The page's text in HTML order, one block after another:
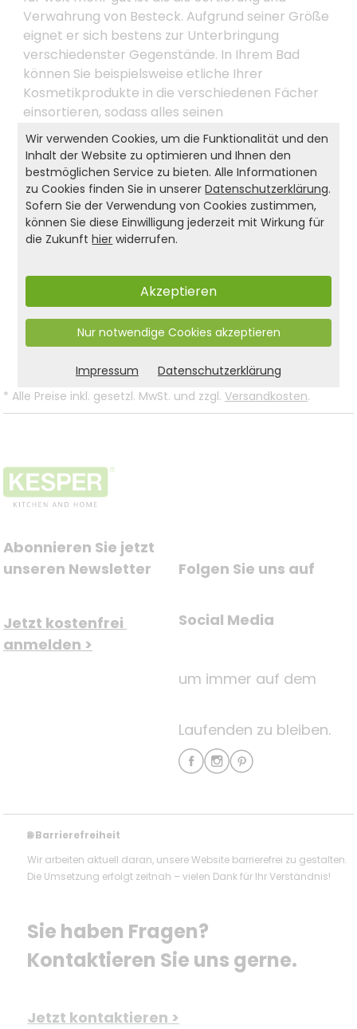
Verwahrung von Besteck. Aufgrund seiner Größe
eignet er sich bestens zur Unterbringung
verschiedenster Gegenstände. In Ihrem Bad
können Sie beispielsweise etliche Ihrer
Kosmetikprodukte in die verschiedenen Fächer
einsortieren, sodass alles seinen
ordnungsgemäßen Platz erhält. Auch kleinere
Werkzeuge, Schrauben, Nägel und Zollstöcke
werden dank dieses praktischen
Ordnungshelfers in Zukunft nicht mehr verlegt.
Lassen Sie Ihrer Kreativität freien Lauf. Machen
Sie den KESPER® Besteckkasten zu IHREM
Besteckkasten!
Produkt- und Sicherheitshinweise:
Zurück zur Liste
* Alle Preise inkl. gesetzl. MwSt. und zzgl. Versandkosten.
Abonnieren Sie jetzt
unseren Newsletter
Jetzt kostenfrei
anmelden >
Folgen Sie uns auf
Social Media
um immer auf dem
Laufenden zu bleiben.
🌐Barrierefreiheit
Wir arbeiten aktuell daran, unsere Website barrierefrei zu gestalten.
Die Umsetzung erfolgt zeitnah – vielen Dank für Ihr Verständnis!
Sie haben Fragen?
Kontaktieren Sie uns gerne.
Jetzt kontaktieren >
Wir verwenden Cookies, um die Funktionalität und den
Inhalt der Website zu optimieren und Ihnen den
bestmöglichen Service zu bieten. Alle Informationen
zu Cookies finden Sie in unsererDatenschutzerklärung.
Sofern Sie der Verwendung von Cookies zustimmen,
können Sie diese Einwilligung jederzeit mit Wirkung für
die Zukunfthier widerrufen.
Akzeptieren
Nur notwendige Cookies akzeptieren
Impressum Datenschutzerklärung